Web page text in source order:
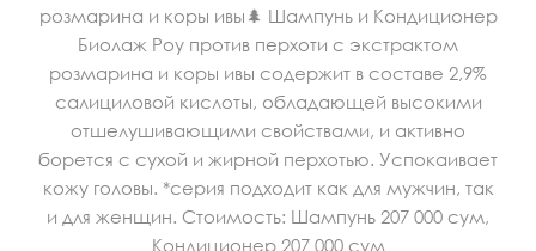
розмарина и коры ивы🌲 Шампунь и Кондиционер
Биолаж Роу против перхоти с экстрактом
розмарина и коры ивы содержит в составе 2,9%
салициловой кислоты, обладающей высокими
отшелушивающими свойствами, и активно
борется с сухой и жирной перхотью. Успокаивает
кожу головы. *серия подходит как для мужчин, так
и для женщин. Стоимость: Шампунь 207 000 сум,
Кондиционер 207 000 сум